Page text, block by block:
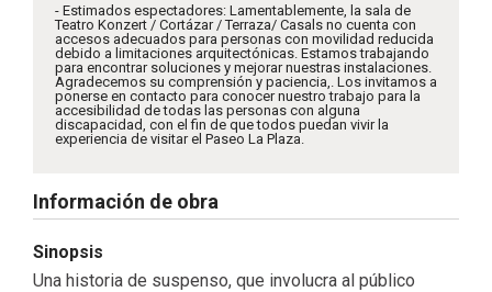
- Estimados espectadores: Lamentablemente, la sala de
Teatro Konzert / Cortázar / Terraza/ Casals no cuenta con
accesos adecuados para personas con movilidad reducida
debido a limitaciones arquitectónicas. Estamos trabajando
para encontrar soluciones y mejorar nuestras instalaciones.
Agradecemos su comprensión y paciencia,. Los invitamos a
ponerse en contacto para conocer nuestro trabajo para la
accesibilidad de todas las personas con alguna
discapacidad, con el fin de que todos puedan vivir la
experiencia de visitar el Paseo La Plaza.
Información de obra
Sinopsis
Una historia de suspenso, que involucra al público